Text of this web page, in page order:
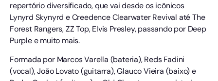
repertório diversificado, que vai desde os icônicos
Lynyrd Skynyrd e Creedence Clearwater Revival até The
Forest Rangers, ZZ Top, Elvis Presley, passando por Deep
Purple e muito mais.
Formada por Marcos Varella (bateria), Reds Fadini
(vocal), João Lovato (guitarra), Glauco Vieira (baixo) e